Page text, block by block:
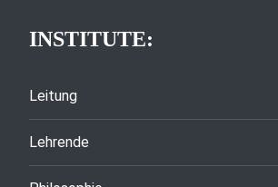
INSTITUTE:
Leitung
Lehrende